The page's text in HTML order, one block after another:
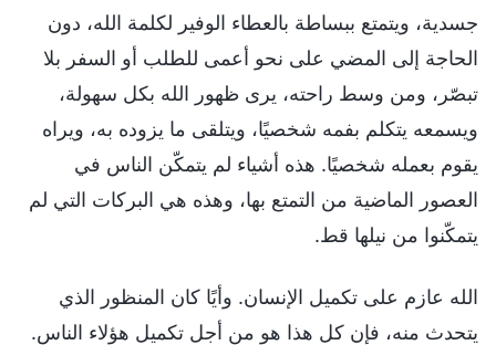
جسدية، ويتمتع ببساطة بالعطاء الوفير لكلمة الله، دون
الحاجة إلى المضي على نحو أعمى للطلب أو السفر بلا
تبصّر، ومن وسط راحته، يرى ظهور الله بكل سهولة،
ويسمعه يتكلم بفمه شخصيًا، ويتلقى ما يزوده به، ويراه
يقوم بعمله شخصيًا. هذه أشياء لم يتمكّن الناس في
العصور الماضية من التمتع بها، وهذه هي البركات التي لم
يتمكّنوا من نيلها قط.
الله عازم على تكميل الإنسان. وأيًا كان المنظور الذي
يتحدث منه، فإن كل هذا هو من أجل تكميل هؤلاء الناس.